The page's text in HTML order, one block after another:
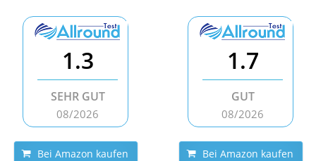
1.3
SEHR GUT
08/2026
Bei Amazon kaufen
1.7
GUT
08/2026
Bei Amazon kaufen